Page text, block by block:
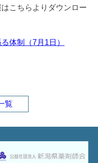
こちらよりダウンロー
体制（7月1日）
覧